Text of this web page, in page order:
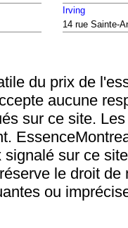
Irving
14 rue Sainte-
du prix de
aucune
sur ce site.
sur ce
le droit de
ou